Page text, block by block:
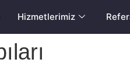
Hizmetlerimiz